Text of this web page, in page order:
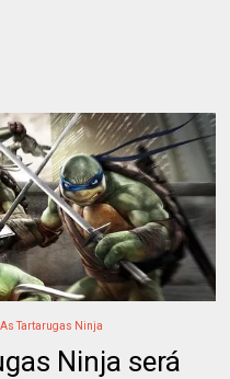
As Tartarugas Ninja
Ninja será